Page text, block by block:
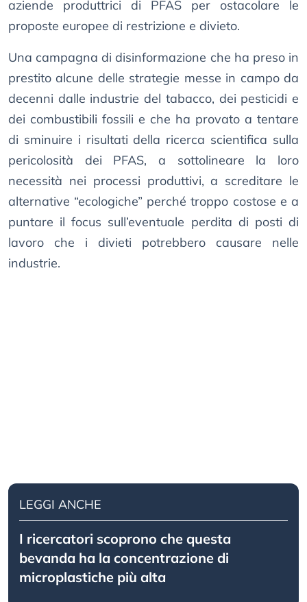
aziende produttrici di PFAS per ostacolare le
proposte europee di restrizione e divieto.
Una campagna di disinformazione che ha preso in
prestito alcune delle strategie messe in campo da
decenni dalle industrie del tabacco, dei pesticidi e
dei combustibili fossili e che ha provato a tentare
di sminuire i risultati della ricerca scientifica sulla
pericolosità dei PFAS, a sottolineare la loro
necessità nei processi produttivi, a screditare le
alternative “ecologiche” perché troppo costose e a
puntare il focus sull’eventuale perdita di posti di
lavoro che i divieti potrebbero causare nelle
industrie.
LEGGI ANCHE
I ricercatori scoprono che questa
bevanda ha la concentrazione di
microplastiche più alta